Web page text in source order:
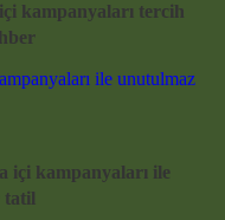
kampanyaları tercih
içi kampanyaları ile
tatil